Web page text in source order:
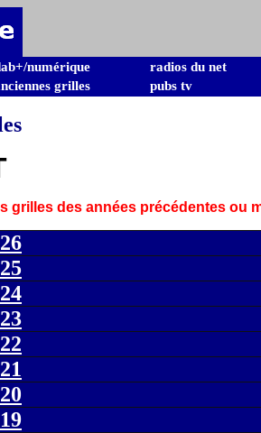
numérique
radios du net
grilles pubs tv
grilles des années précédentes ou